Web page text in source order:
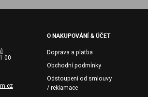
00
O NAKUPOVÁNÍ & ÚČET
Doprava a platba
Obchodní podmínky
Odstoupení od smlouvy
/ reklamace